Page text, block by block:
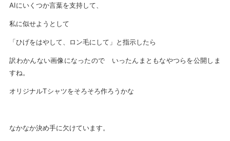
AIにいくつか言葉を支持して、
私に似せようとして
「ひげをはやして、ロン毛にして」と指示したら
訳わかんない画像になったので いったんまともなやつらを公開しま
すね。
オリジナルTシャツをそろそろ作ろうかな
なかなか決め手に欠けています。